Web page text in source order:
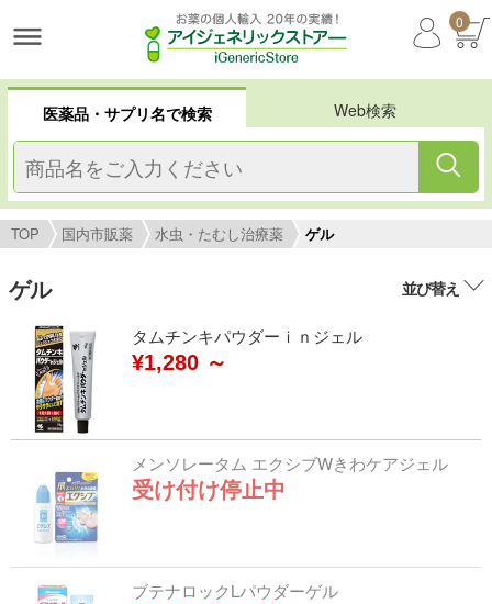
0
医薬品・サプリ名で検索 Web検索
TOP 国内市販薬 水虫・たむし治療薬 ゲル
ゲル 並び替え
タムチンキパウダーｉｎジェル
¥1,280 ～
メンソレータム エクシブWきわケアジェル
受け付け停止中
ブテナロックLパウダーゲル